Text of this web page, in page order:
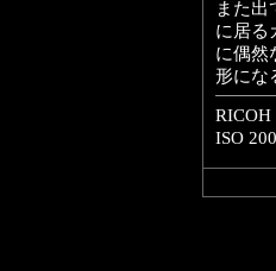
また出
に居る
に偶然
形にな
RICOH
ISO